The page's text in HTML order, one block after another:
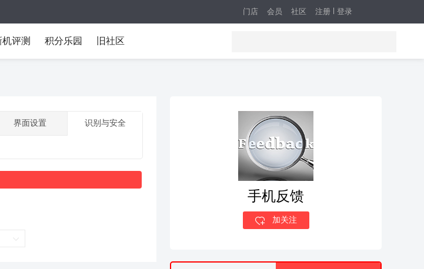
注册 登录
门店 会员 社区
机评测 积分乐园 旧社区
界面设置 识别与安全
手机反馈
加关注